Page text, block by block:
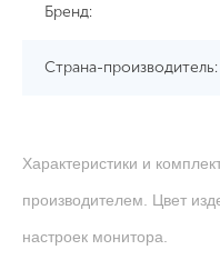
Бренд:
Страна-производитель:
Характеристики и
производителем. Цвет
настроек монитора.